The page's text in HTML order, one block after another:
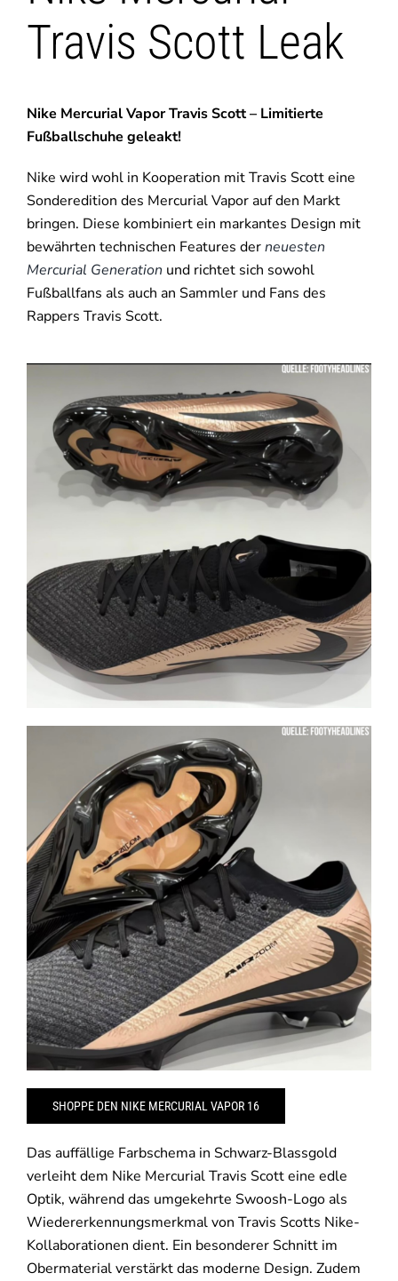
Travis Scott Leak
Nike Mercurial Vapor Travis Scott – Limitierte
Fußballschuhe geleakt!
Nike wird wohl in Kooperation mit Travis Scott eine
Sonderedition des Mercurial Vapor auf den Markt
bringen. Diese kombiniert ein markantes Design mit
bewährten technischen Features derneuesten
Mercurial Generation und richtet sich sowohl
Fußballfans als auch an Sammler und Fans des
Rappers Travis Scott.
SHOPPE DEN NIKE MERCURIAL VAPOR 16
Das auffällige Farbschema in Schwarz-Blassgold
verleiht dem Nike Mercurial Travis Scott eine edle
Optik, während das umgekehrte Swoosh-Logo als
Wiedererkennungsmerkmal von Travis Scotts Nike-
Kollaborationen dient. Ein besonderer Schnitt im
Obermaterial verstärkt das moderne Design. Zudem